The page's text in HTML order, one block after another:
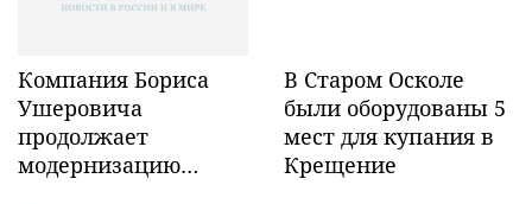
Компания Бориса
Ушеровича
продолжает
модернизацию
В Старом Осколе
были оборудованы 5
мест для купания в
Крещение